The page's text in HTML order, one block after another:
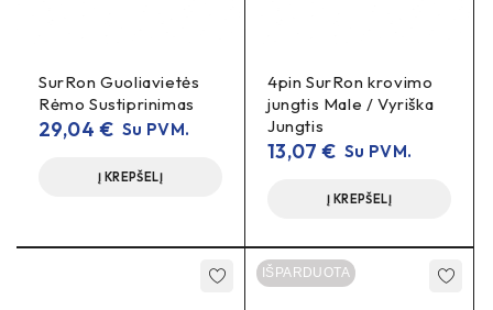
SurRon Guoliavietės
Rėmo Sustiprinimas
29,04€ Su PVM.
Į KREPŠELĮ
4pin SurRon krovimo
jungtis Male / Vyriška
Jungtis
13,07€ Su PVM.
Į KREPŠELĮ
IŠPARDUOTA